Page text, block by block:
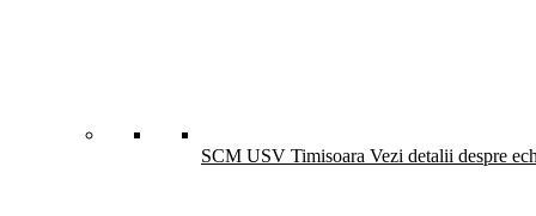
SCM USV Timisoara Vezi detalii despre